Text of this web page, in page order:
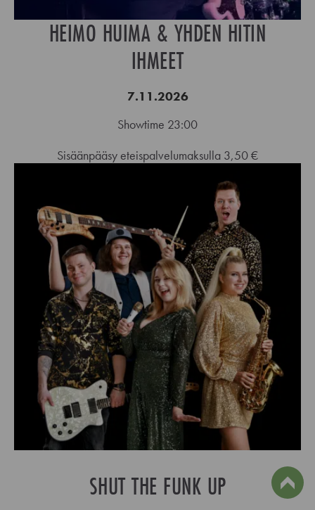
HEIMO HUIMA & YHDEN HITIN
IHMEET
7.11.2026
Showtime 23:00
Sisäänpääsy eteispalvelumaksulla 3,50 €
SHUT THE FUNK UP